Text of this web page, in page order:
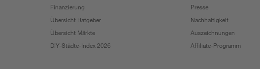
Finanzierung
Übersicht Ratgeber
Übersicht Märkte
DIY-Städte-Index 2026
Presse
Nachhaltigkeit
Auszeichnungen
Affiliate-Programm